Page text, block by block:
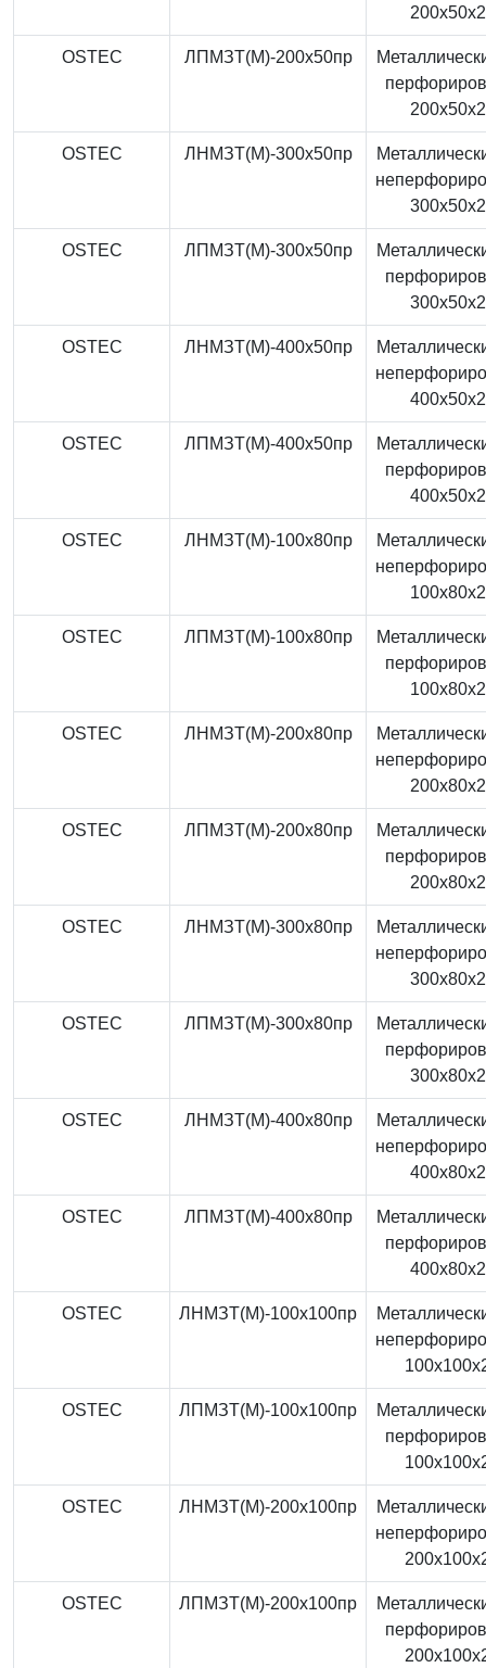
OSTEC ЛПМЗТ(М)-200x50пр
OSTEC ЛНМЗТ(М)-300x50пр
OSTEC ЛПМЗТ(М)-300x50пр
OSTEC ЛНМЗТ(М)-400x50пр
OSTEC ЛПМЗТ(М)-400x50пр
OSTEC ЛНМЗТ(М)-100x80пр
OSTEC ЛПМЗТ(М)-100x80пр
OSTEC ЛНМЗТ(М)-200x80пр
OSTEC ЛПМЗТ(М)-200x80пр
OSTEC ЛНМЗТ(М)-300x80пр
OSTEC ЛПМЗТ(М)-300x80пр
OSTEC ЛНМЗТ(М)-400x80пр
OSTEC ЛПМЗТ(М)-400x80пр
OSTEC ЛНМЗТ(М)-100x100пр
OSTEC ЛПМЗТ(М)-100x100пр
OSTEC ЛНМЗТ(М)-200x100пр
OSTEC ЛПМЗТ(М)-200x100пр